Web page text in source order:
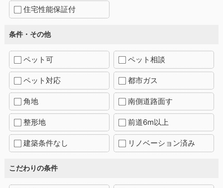
住宅性能保証付
条件・その他
ペット可 ペット相談
ペット対応 都市ガス
角地 南側道路面す
整形地 前道6m以上
建築条件なし リノベーション済み
こだわりの条件